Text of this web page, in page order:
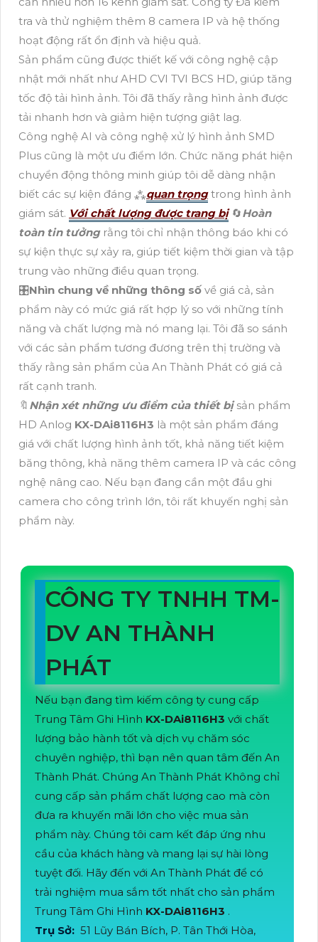
tra và thử nghiệm thêm 8 camera IP và hệ thống
hoạt động rất ổn định và hiệu quả.
Sản phẩm cũng được thiết kế với công nghệ cập
nhật mới nhất như AHD CVI TVI BCS HD, giúp tăng
tốc độ tải hình ảnh. Tôi đã thấy rằng hình ảnh được
tải nhanh hơn và giảm hiện tượng giật lag.
Công nghệ AI và công nghệ xử lý hình ảnh SMD
Plus cũng là một ưu điểm lớn. Chức năng phát hiện
chuyển động thông minh giúp tôi dễ dàng nhận
biết các sự kiện đáng ⁂quan trọngtrong hình ảnh
giám sát. Với chất lượng được trang bị🔄Hoàn
toàn tin tưởngrằng tôi chỉ nhận thông báo khi có
sự kiện thực sự xảy ra, giúp tiết kiệm thời gian và tập
trung vào những điều quan trọng.
🎛Nhìn chung về những thông số về giá cả, sản
phẩm này có mức giá rất hợp lý so với những tính
năng và chất lượng mà nó mang lại. Tôi đã so sánh
với các sản phẩm tương đương trên thị trường và
thấy rằng sản phẩm của An Thành Phát có giá cả
rất cạnh tranh.
🔖 Nhận xét những ưu điểm của thiết bịsản phẩm
HD Anlog KX-DAi8116H3 là một sản phẩm đáng
giá với chất lượng hình ảnh tốt, khả năng tiết kiệm
băng thông, khả năng thêm camera IP và các công
nghệ nâng cao. Nếu bạn đang cần một đầu ghi
camera cho công trình lớn, tôi rất khuyến nghị sản
phẩm này.
CÔNG TY TNHH TM-
DV AN THÀNH
PHÁT
Nếu bạn đang tìm kiếm công ty cung cấp
Trung Tâm Ghi Hình KX-DAi8116H3 với chất
lượng bảo hành tốt và dịch vụ chăm sóc
chuyên nghiệp, thì bạn nên quan tâm đến An
Thành Phát. Chúng An Thành Phát Không chỉ
cung cấp sản phẩm chất lượng cao mà còn
đưa ra khuyến mãi lớn cho việc mua sản
phẩm này. Chúng tôi cam kết đáp ứng nhu
cầu của khách hàng và mang lại sự hài lòng
tuyệt đối. Hãy đến với An Thành Phát để có
trải nghiệm mua sắm tốt nhất cho sản phẩm
Trung Tâm Ghi Hình KX-DAi8116H3 .
Trụ Sở: 51 Lũy Bán Bích, P. Tân Thới Hòa,